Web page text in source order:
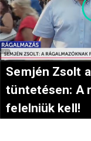
Semjén Zsolt
tüntetésen: A
felelniük kell!